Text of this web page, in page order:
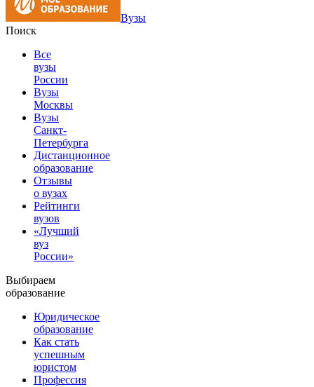
Вузы
Поиск
Все
вузы
России
Вузы
Москвы
Вузы
Санкт-
Петербурга
Дистанционное
образование
Отзывы
о вузах
Рейтинги
вузов
«Лучший
вуз
России»
Выбираем
образование
Юридическое
образование
Как стать
успешным
юристом
Профессия